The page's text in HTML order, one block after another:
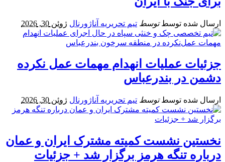
ارسال شده توسط توسط تیم تحریریه آناژورنال ژوئن 30, 2026
جزئیات عملیات انهدام مهمات عمل‌ نکرده
دشمن در بندرعباس
ارسال شده توسط توسط تیم تحریریه آناژورنال ژوئن 30, 2026
نخستین نشست کمیته مشترک ایران و عمان
درباره تنگه هرمز برگزار شد + جزئیات